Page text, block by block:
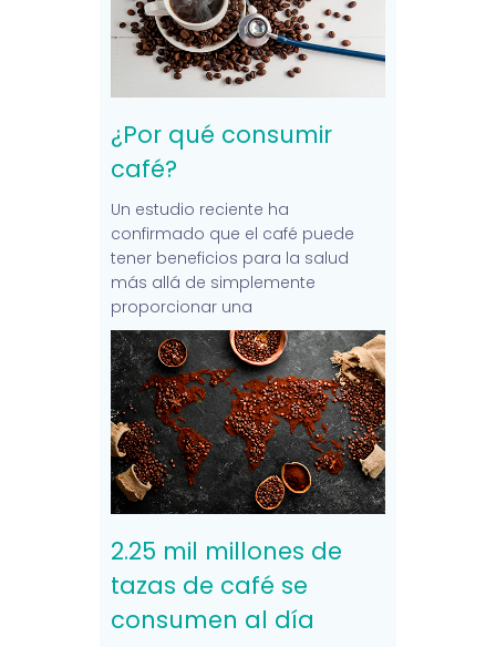
¿Por qué consumir
café?
Un estudio reciente ha
confirmado que el café puede
tener beneficios para la salud
más allá de simplemente
proporcionar una
2.25 mil millones de
tazas de café se
consumen al día